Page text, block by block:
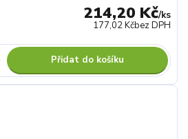
214,20 Kč/ks
177,02 Kčbez DPH
Přidat do košíku